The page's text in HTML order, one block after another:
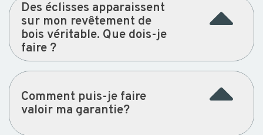
Des éclisses apparaissent
sur mon revêtement de
bois véritable. Que dois-je
faire ?
Comment puis-je faire
valoir ma garantie?